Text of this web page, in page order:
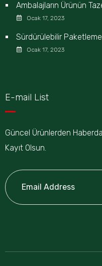
Ambalajların Ürünün
Ocak 17, 2023
Sürdürülebilir
Ocak 17, 2023
E-mail List
Güncel Ürünlerden
Kayıt Olsun.